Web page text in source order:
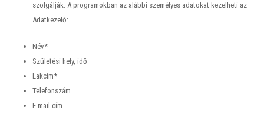
szolgálják. A programokban az alábbi személyes adatokat kezelheti az
Adatkezelő:
Név*
Születési hely, idő
Lakcím*
Telefonszám
E-mail cím